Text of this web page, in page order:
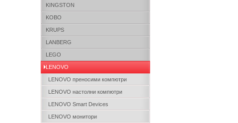
KINGSTON
KOBO
KRUPS
LANBERG
LEGO
LENOVO
LENOVO преносими компютри
LENOVO настолни компютри
LENOVO Smart Devices
LENOVO монитори